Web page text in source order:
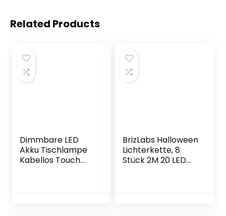
Related Products
Dimmbare LED
Akku Tischlampe
Kabellos Touch
BrizLabs Halloween
Lichterkette, 8
Stück 2M 20 LED